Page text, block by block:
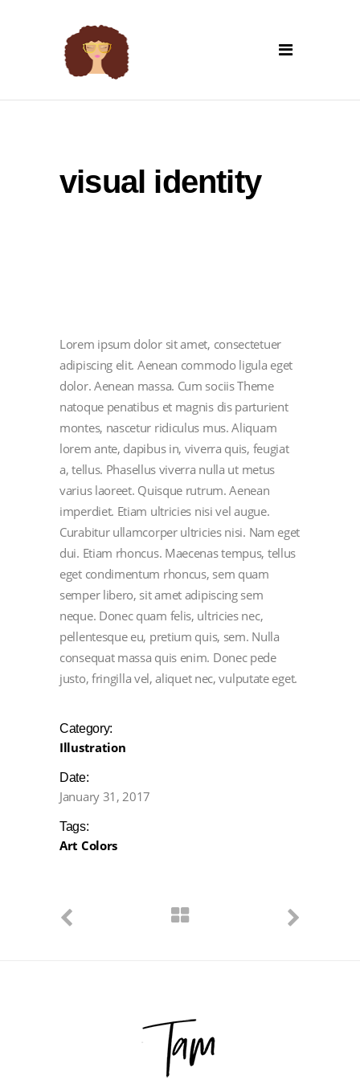
visual identity
Lorem ipsum dolor sit amet, consectetuer
adipiscing elit. Aenean commodo ligula eget
dolor. Aenean massa. Cum sociis Theme
natoque penatibus et magnis dis parturient
montes, nascetur ridiculus mus. Aliquam
lorem ante, dapibus in, viverra quis, feugiat
a, tellus. Phasellus viverra nulla ut metus
varius laoreet. Quisque rutrum. Aenean
imperdiet. Etiam ultricies nisi vel augue.
Curabitur ullamcorper ultricies nisi. Nam eget
dui. Etiam rhoncus. Maecenas tempus, tellus
eget condimentum rhoncus, sem quam
semper libero, sit amet adipiscing sem
neque. Donec quam felis, ultricies nec,
pellentesque eu, pretium quis, sem. Nulla
consequat massa quis enim. Donec pede
justo, fringilla vel, aliquet nec, vulputate eget.
Category:
Illustration
Date:
January 31, 2017
Tags:
Art Colors